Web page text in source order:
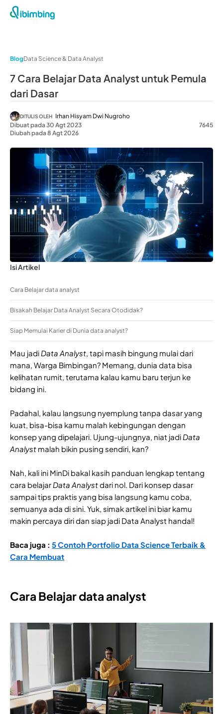
BlogData Science & Data Analyst
7 Cara Belajar Data Analyst untuk Pemula
dari Dasar
DITULIS OLEH Irhan Hisyam Dwi Nugroho
Dibuat pada 30 Agt 2023
Diubah pada 8 Agt 2026
7645
Isi Artikel
Cara Belajar data analyst
Bisakah Belajar Data Analyst Secara Otodidak?
Siap Memulai Karier di Dunia data analyst?
Mau jadi Data Analyst, tapi masih bingung mulai dari
mana, Warga Bimbingan? Memang, dunia data bisa
kelihatan rumit, terutama kalau kamu baru terjun ke
bidang ini.
Padahal, kalau langsung nyemplung tanpa dasar yang
kuat, bisa-bisa kamu malah kebingungan dengan
konsep yang dipelajari. Ujung-ujungnya, niat jadi Data
Analyst malah bikin pusing sendiri, kan?
Nah, kali ini MinDi bakal kasih panduan lengkap tentang
cara belajar Data Analystdari nol. Dari konsep dasar
sampai tips praktis yang bisa langsung kamu coba,
semuanya ada di sini. Yuk, simak artikel ini biar kamu
makin percaya diri dan siap jadi Data Analyst handal!
Baca juga : 5 Contoh Portfolio Data Science Terbaik &
Cara Membuat
Cara Belajar data analyst